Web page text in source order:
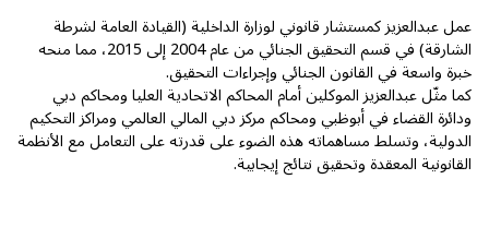
عمل عبدالعزيز كمستشار قانوني لوزارة الداخلية (القيادة العامة لشرطة
الشارقة) في قسم التحقيق الجنائي من عام 2004 إلى 2015، مما منحه
خبرة واسعة في القانون الجنائي وإجراءات التحقيق.
كما مثّل عبدالعزيز الموكلين أمام المحاكم الاتحادية العليا ومحاكم دبي
ودائرة القضاء في أبوظبي ومحاكم مركز دبي المالي العالمي ومراكز التحكيم
الدولية، وتسلط مساهماته هذه الضوء على قدرته على التعامل مع الأنظمة
القانونية المعقدة وتحقيق نتائج إيجابية.